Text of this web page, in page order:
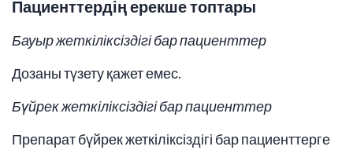
Пациенттердің ерекше топтары
Бауыр жеткіліксіздігі бар пациенттер
Дозаны түзету қажет емес.
Бүйрек жеткіліксіздігі бар пациенттер
Препарат бүйрек жеткіліксіздігі бар пациенттерге